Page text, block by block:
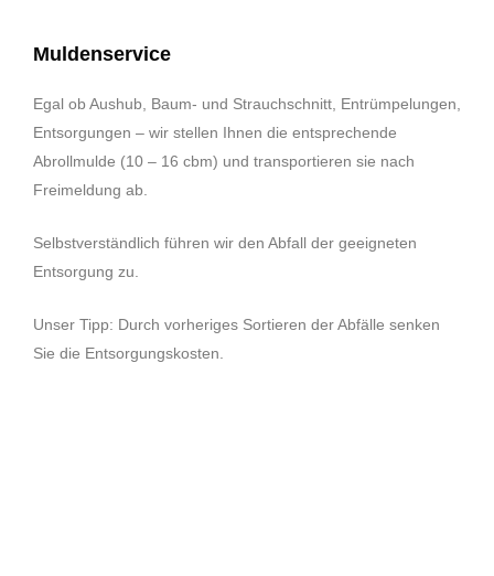
Muldenservice
Egal ob Aushub, Baum- und Strauchschnitt, Entrümpelungen,
Entsorgungen – wir stellen Ihnen die entsprechende
Abrollmulde (10 – 16 cbm) und transportieren sie nach
Freimeldung ab.
Selbstverständlich führen wir den Abfall der geeigneten
Entsorgung zu.
Unser Tipp: Durch vorheriges Sortieren der Abfälle senken
Sie die Entsorgungskosten.